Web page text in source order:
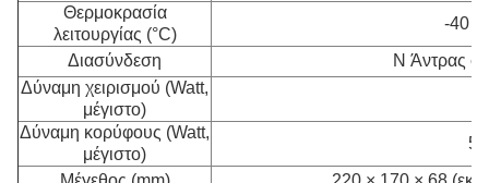
Θερμοκρασία
λειτουργίας (°C)
-40 ~
Διασύνδεση
N Άντρας
Δύναμη χειρισμού (Watt,
μέγιστο)
Δύναμη κορύφους (Watt,
μέγιστο)